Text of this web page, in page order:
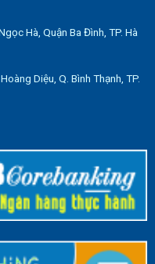
Hà, Quận Ba Đình, TP. Hà
Diệu, Q. Bình Thạnh, TP.